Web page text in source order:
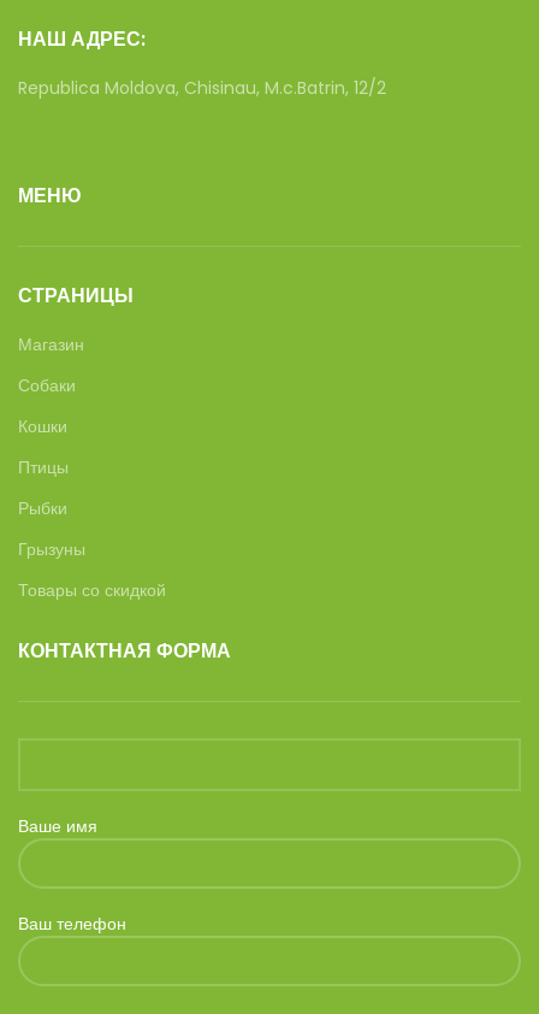
НАШ АДРЕС:
Republica Moldova, Chisinau, M.c.Batrin, 12/2
МЕНЮ
СТРАНИЦЫ
Магазин
Собаки
Кошки
Птицы
Рыбки
Грызуны
Товары со скидкой
КОНТАКТНАЯ ФОРМА
Ваше имя
Ваш телефон